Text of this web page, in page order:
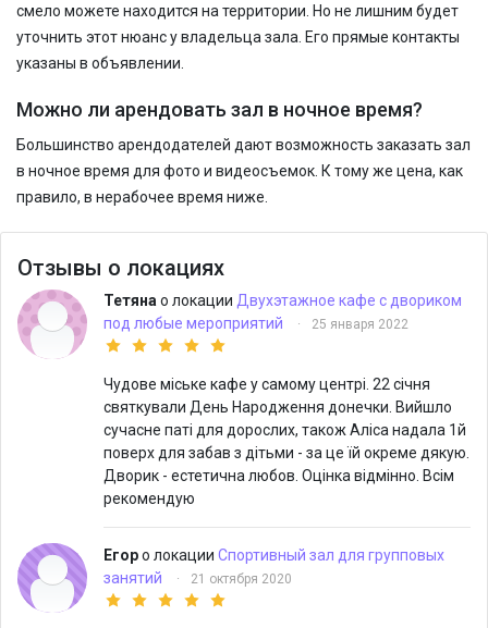
смело можете находится на территории. Но не лишним будет
уточнить этот нюанс у владельца зала. Его прямые контакты
указаны в объявлении.
Можно ли арендовать зал в ночное время?
Большинство арендодателей дают возможность заказать зал
в ночное время для фото и видеосъемок. К тому же цена, как
правило, в нерабочее время ниже.
Отзывы о локациях
Тетяна о локации Двухэтажное кафе с двориком
под любые мероприятий
· 25 января 2022
Чудове міське кафе у самому центрі. 22 січня
святкували День Народження донечки. Вийшло
сучасне паті для дорослих, також Аліса надала 1й
поверх для забав з дітьми - за це їй окреме дякую.
Дворик - естетична любов. Оцінка відмінно. Всім
рекомендую
Егоро локации Спортивный зал для групповых
занятий
· 21 октября 2020